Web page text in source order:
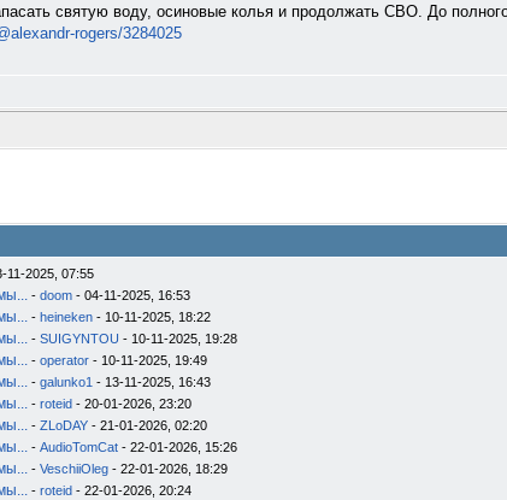
святую воду, осиновые колья и продолжать СВО. До
rogers/3284025
11-2025, 07:55
- doom - 04-11-2025, 16:53
- heineken - 10-11-2025, 18:22
- SUIGYNTOU - 10-11-2025, 19:28
- operator - 10-11-2025, 19:49
- galunko1 - 13-11-2025, 16:43
- roteid - 20-01-2026, 23:20
- ZLoDAY - 21-01-2026, 02:20
- AudioTomCat - 22-01-2026, 15:26
- VeschiiOleg - 22-01-2026, 18:29
- roteid - 22-01-2026, 20:24